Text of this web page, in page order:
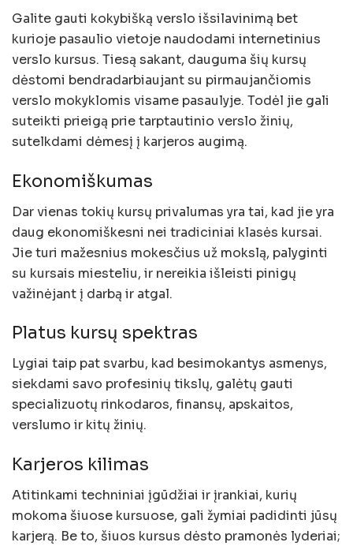
Galite gauti kokybišką verslo išsilavinimą bet
kurioje pasaulio vietoje naudodami internetinius
verslo kursus. Tiesą sakant, dauguma šių kursų
dėstomi bendradarbiaujant su pirmaujančiomis
verslo mokyklomis visame pasaulyje. Todėl jie gali
suteikti prieigą prie tarptautinio verslo žinių,
sutelkdami dėmesį į karjeros augimą.
Ekonomiškumas
Dar vienas tokių kursų privalumas yra tai, kad jie yra
daug ekonomiškesni nei tradiciniai klasės kursai.
Jie turi mažesnius mokesčius už mokslą, palyginti
su kursais miesteliu, ir nereikia išleisti pinigų
važinėjant į darbą ir atgal.
Platus kursų spektras
Lygiai taip pat svarbu, kad besimokantys asmenys,
siekdami savo profesinių tikslų, galėtų gauti
specializuotų rinkodaros, finansų, apskaitos,
verslumo ir kitų žinių.
Karjeros kilimas
Atitinkami techniniai įgūdžiai ir įrankiai, kurių
mokoma šiuose kursuose, gali žymiai padidinti jūsų
karjerą. Be to, šiuos kursus dėsto pramonės lyderiai;